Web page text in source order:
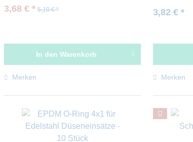
3,68 € * 5,10 € *
In den Warenkorb
Merken
3,82 € *
Merken